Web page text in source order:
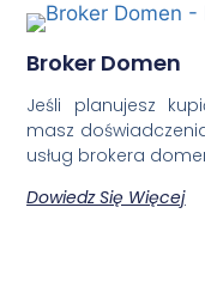
Broker Domen
Jeśli planujesz
masz
usług brokera
Dowiedz Się Więcej